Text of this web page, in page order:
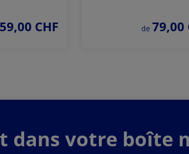
régulier :CHF prix régulier :
de 79,00
dans votre boîte